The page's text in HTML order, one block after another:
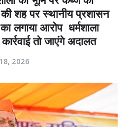
शह पर स्थानीय प्रशासन
का लगाया आरोप धर्मशाला
तो जाएंगे अदालत
2026